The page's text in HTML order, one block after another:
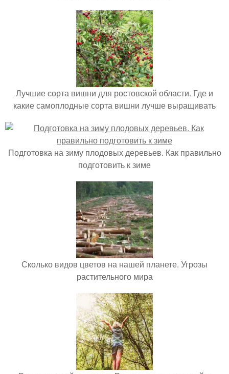
Лучшие сорта вишни для ростовской области. Где и
какие самоплодные сорта вишни лучше выращивать
Подготовка на зиму плодовых деревьев. Как правильно
подготовить к зиме
Сколько видов цветов на нашей планете. Угрозы
растительного мира